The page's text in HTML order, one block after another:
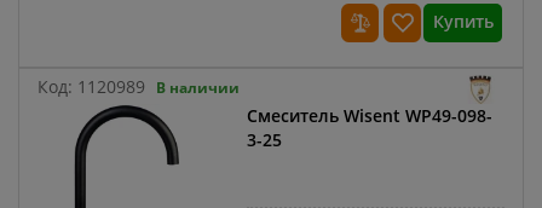
Купить
Код: 1120989 В наличии
Смеситель Wisent WP49-098-
3-25